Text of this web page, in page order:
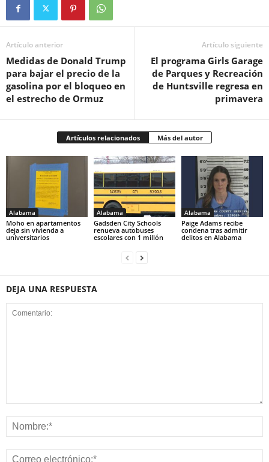
Artículo anterior
Medidas de Donald Trump
para bajar el precio de la
gasolina por el bloqueo en
el estrecho de Ormuz
Artículo siguiente
El programa Girls Garage
de Parques y Recreación
de Huntsville regresa en
primavera
Artículos relacionados Más del autor
Alabama
Moho en apartamentos
deja sin vivienda a
universitarios
Alabama
Gadsden City Schools
renueva autobuses
escolares con 1 millón
Alabama
Paige Adams recibe
condena tras admitir
delitos en Alabama
DEJA UNA RESPUESTA